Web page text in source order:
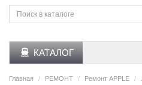
КАТАЛОГ
Главная РЕМОНТ Ремонт APPLE